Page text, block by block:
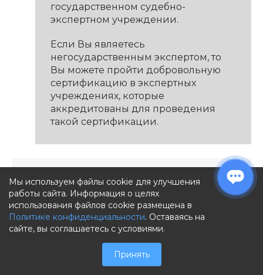
государственном судебно-
экспертном учреждении.
Если Вы являетесь
негосударственным экспертом, то
Вы можете пройти добровольную
сертификацию в экспертных
учреждениях, которые
аккредитованы для проведения
такой сертификации.
Ксения
22-01-2024
Здравствуйте. Необходимо ли эксперту
для проведения экспертизы, чтобы
границы земельных участков, на которых
располагаются объекты недвижимости,
были определены на месности (в том
Мы используем файлы cookie для улучшения
работы сайта. Информация о целях
использования файлов cookie размещена в
Политике конфиденциальности. Оставаясь на
сайте, вы соглашаетесь с условиями.
Принять